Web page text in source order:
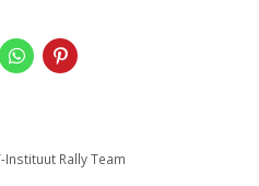
Rally Team